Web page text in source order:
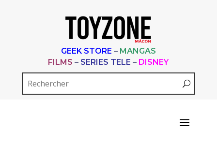
GEEK STORE – MANGAS
FILMS – SERIES TELE – DISNEY